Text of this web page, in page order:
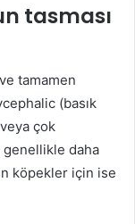
tasması
tamamen
(basık
çok
daha
köpekler için ise